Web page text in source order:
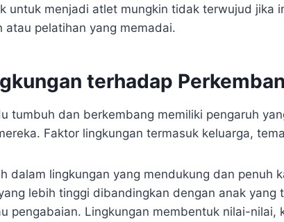
untuk menjadi atlet mungkin tidak terwujud jika
atau pelatihan yang memadai.
terhadap
tumbuh dan berkembang memiliki pengaruh
Faktor lingkungan termasuk keluarga,
dalam lingkungan yang mendukung dan penuh
lebih tinggi dibandingkan dengan anak yang
pengabaian. Lingkungan membentuk nilai-nilai,